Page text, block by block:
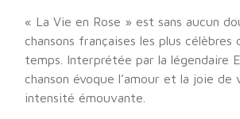
« La Vie en Rose » est sans aucun
chansons françaises les plus célèbres
temps. Interprétée par la légendaire
chanson évoque l’amour et la joie de
intensité émouvante.